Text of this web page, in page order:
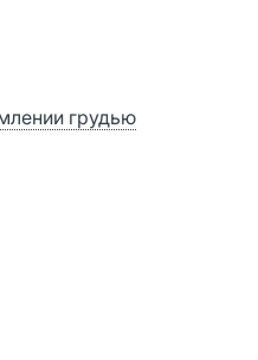
грудью